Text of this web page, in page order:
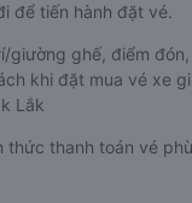
để tiến hành đặt vé.
giường ghế, điểm
khi đặt mua vé xe
Lắk
thức thanh toán vé